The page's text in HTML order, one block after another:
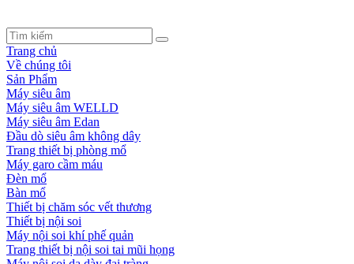
Trang chủ
Về chúng tôi
Sản Phẩm
Máy siêu âm
Máy siêu âm WELLD
Máy siêu âm Edan
Đầu dò siêu âm không dây
Trang thiết bị phòng mổ
Máy garo cầm máu
Đèn mổ
Bàn mổ
Thiết bị chăm sóc vết thương
Thiết bị nội soi
Máy nội soi khí phế quản
Trang thiết bị nội soi tai mũi họng